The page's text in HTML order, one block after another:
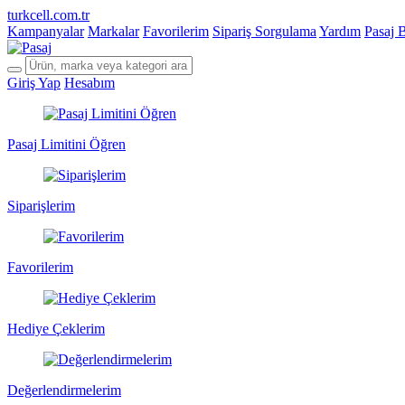
turkcell.com.tr
Kampanyalar Markalar Favorilerim Sipariş Sorgulama Yardım Pasaj
Giriş Yap Hesabım
Pasaj Limitini Öğren
Siparişlerim
Favorilerim
Hediye Çeklerim
Değerlendirmelerim